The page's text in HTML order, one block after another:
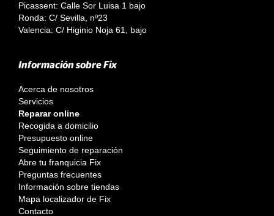
Picassent: Calle Sor Luisa 1 bajo
Ronda: C/ Sevilla, nº23
Valencia: C/ Higinio Noja 61, bajo
Información sobre Fix
Acerca de nosotros
Servicios
Reparar online
Recogida a domicilio
Presupuesto online
Seguimiento de reparación
Abre tu franquicia Fix
Preguntas frecuentes
Información sobre tiendas
Mapa localizador de Fix
Contacto